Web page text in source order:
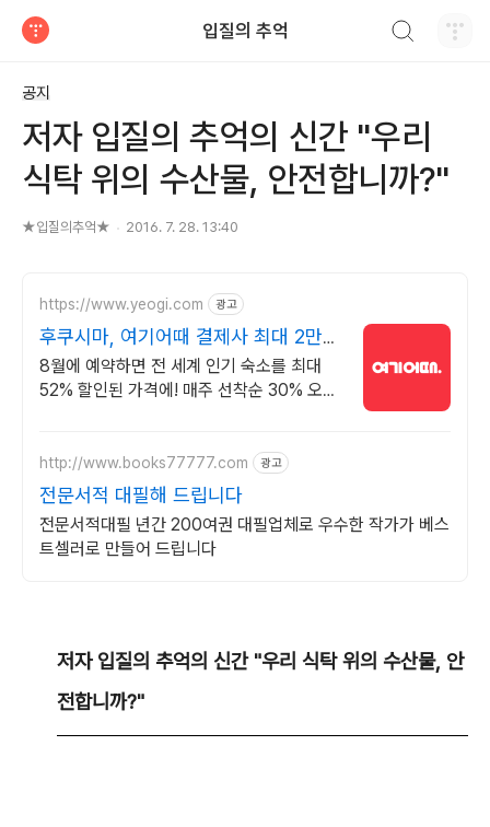
입질의 추억
공지
저자 입질의 추억의 신간 "우리
식탁 위의 수산물, 안전합니까?"
★입질의추억★ 2016. 7. 28. 13:40
https://www.yeogi.com 광고
후쿠시마, 여기어때 결제사 최대 2만원
추가할인
8월에 예약하면 전 세계 인기 숙소를 최대
52% 할인된 가격에! 매주 선착순 30% 오픈
http://www.books77777.com 광고
전문서적 대필해 드립니다
전문서적대필 년간 200여권 대필업체로 우수한 작가가 베스
트셀러로 만들어 드립니다
저자 입질의 추억의 신간 "우리 식탁 위의 수산물, 안
전합니까?"